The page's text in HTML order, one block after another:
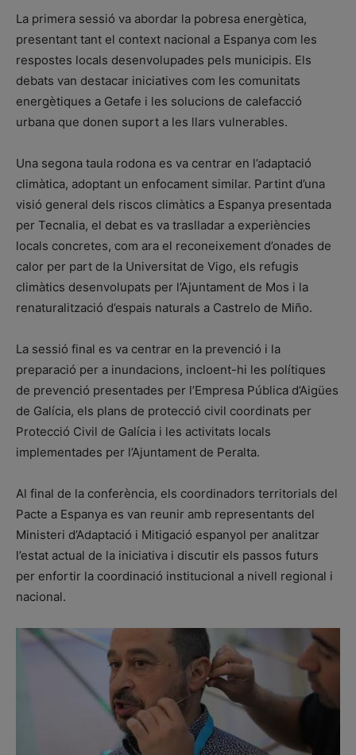
La primera sessió va abordar la pobresa energètica,
presentant tant el context nacional a Espanya com les
respostes locals desenvolupades pels municipis. Els
debats van destacar iniciatives com les comunitats
energètiques a Getafe i les solucions de calefacció
urbana que donen suport a les llars vulnerables.
Una segona taula rodona es va centrar en l’adaptació
climàtica, adoptant un enfocament similar. Partint d’una
visió general dels riscos climàtics a Espanya presentada
per Tecnalia, el debat es va traslladar a experiències
locals concretes, com ara el reconeixement d’onades de
calor per part de la Universitat de Vigo, els refugis
climàtics desenvolupats per l’Ajuntament de Mos i la
renaturalització d’espais naturals a Castrelo de Miño.
La sessió final es va centrar en la prevenció i la
preparació per a inundacions, incloent-hi les polítiques
de prevenció presentades per l’Empresa Pública d’Aigües
de Galícia, els plans de protecció civil coordinats per
Protecció Civil de Galícia i les activitats locals
implementades per l’Ajuntament de Peralta.
Al final de la conferència, els coordinadors territorials del
Pacte a Espanya es van reunir amb representants del
Ministeri d’Adaptació i Mitigació espanyol per analitzar
l’estat actual de la iniciativa i discutir els passos futurs
per enfortir la coordinació institucional a nivell regional i
nacional.